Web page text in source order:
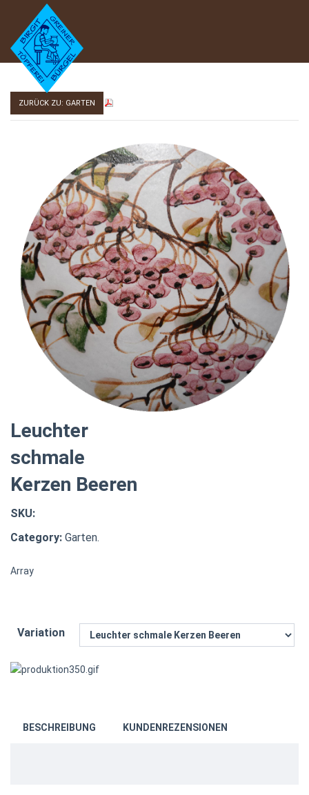
ZURÜCK ZU: GARTEN
Leuchter
schmale
Kerzen Beeren
SKU:
Category: Garten.
Array
Variation
BESCHREIBUNG KUNDENREZENSIONEN